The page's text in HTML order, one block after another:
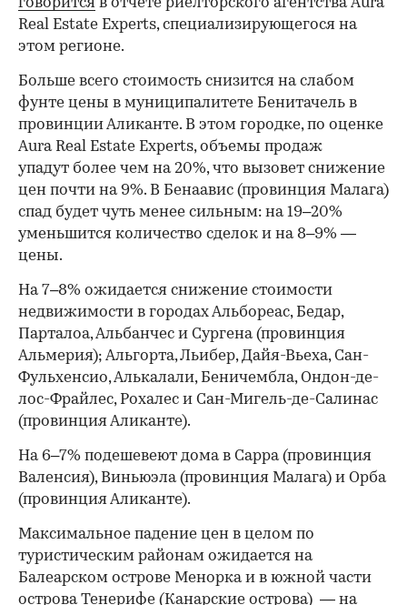
Real Estate Experts, специализирующегося на
этом регионе.
Больше всего стоимость снизится на слабом
фунте цены в муниципалитете Бенитачель в
провинции Аликанте. В этом городке, по оценке
Aura Real Estate Experts, объемы продаж
упадут более чем на 20%, что вызовет снижение
цен почти на 9%. В Бенаавис (провинция Малага)
спад будет чуть менее сильным: на 19–20%
уменьшится количество сделок и на 8–9% —
цены.
На 7–8% ожидается снижение стоимости
недвижимости в городах Альбореас, Бедар,
Парталоа, Альбанчес и Сургена (провинция
Альмерия); Альгорта, Льибер, Дайя-Вьеха, Сан-
Фульхенсио, Алькалали, Беничембла, Ондон-де-
лос-Фрайлес, Рохалес и Сан-Мигель-де-Салинас
(провинция Аликанте).
На 6–7% подешевеют дома в Сарра (провинция
Валенсия), Виньюэла (провинция Малага) и Орба
(провинция Аликанте).
Максимальное падение цен в целом по
туристическим районам ожидается на
Балеарском острове Менорка и в южной части
острова Тенерифе (Канарские острова) — на